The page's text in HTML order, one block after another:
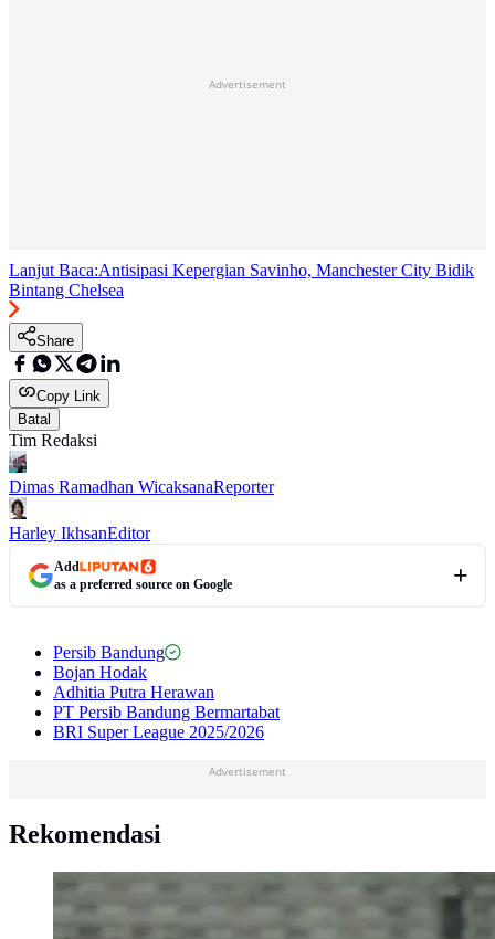
Advertisement
Lanjut Baca:Antisipasi Kepergian Savinho, Manchester City Bidik
Bintang Chelsea
Share
Copy Link
Batal
Tim Redaksi
Dimas Ramadhan WicaksanaReporter
Harley IkhsanEditor
Add
as a preferred source on Google
Persib Bandung
Bojan Hodak
Adhitia Putra Herawan
PT Persib Bandung Bermartabat
BRI Super League 2025/2026
Advertisement
Rekomendasi